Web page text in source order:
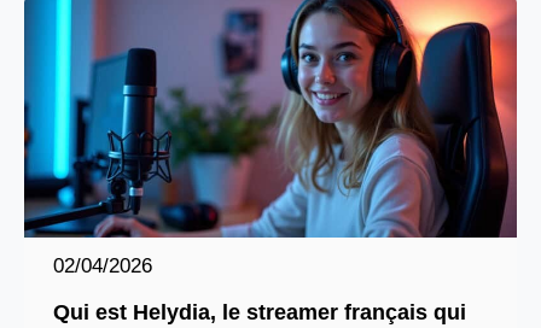
02/04/2026
Qui est Helydia, le streamer français qui